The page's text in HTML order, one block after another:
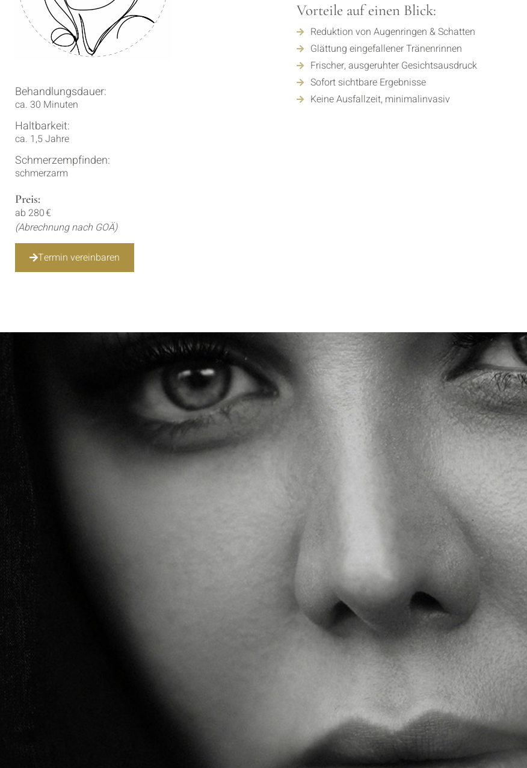
Behandlungsdauer:
ca. 30 Minuten
Haltbarkeit:
ca. 1,5 Jahre
Schmerzempfinden:
schmerzarm
Preis:
ab 280 €
(Abrechnung nach GOÄ)
Termin vereinbaren
Vorteile auf einen Blick:
Reduktion von Augenringen & Schatten
Glättung eingefallener Tränenrinnen
Frischer, ausgeruhter Gesichtsausdruck
Sofort sichtbare Ergebnisse
Keine Ausfallzeit, minimalinvasiv